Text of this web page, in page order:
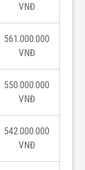
VNĐ
561.000.000
VNĐ
550.000.000
VNĐ
542.000.000
VNĐ